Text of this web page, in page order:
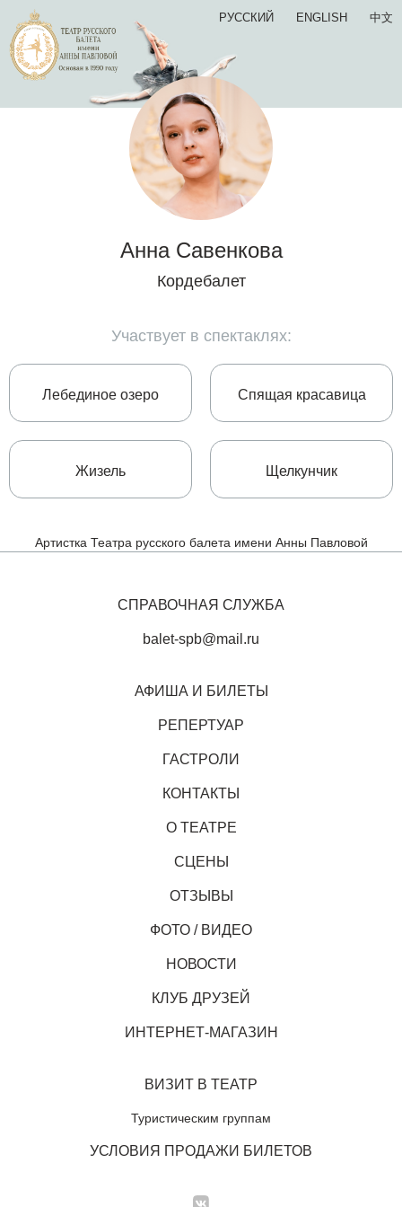
РУССКИЙ ENGLISH 中文
Анна Савенкова
Кордебалет
Участвует в спектаклях:
Лебединое озеро Спящая красавица
Жизель Щелкунчик
Артистка Театра русского балета имени Анны Павловой
АФИША И БИЛЕТЫ
РЕПЕРТУАР
ГАСТРОЛИ
КОНТАКТЫ
О ТЕАТРЕ
СЦЕНЫ
ОТЗЫВЫ
ФОТО / ВИДЕО
НОВОСТИ
КЛУБ ДРУЗЕЙ
ИНТЕРНЕТ-МАГАЗИН
ВИЗИТ В ТЕАТР
Туристическим группам
УСЛОВИЯ ПРОДАЖИ БИЛЕТОВ
СПРАВОЧНАЯ СЛУЖБА
balet-spb@mail.ru